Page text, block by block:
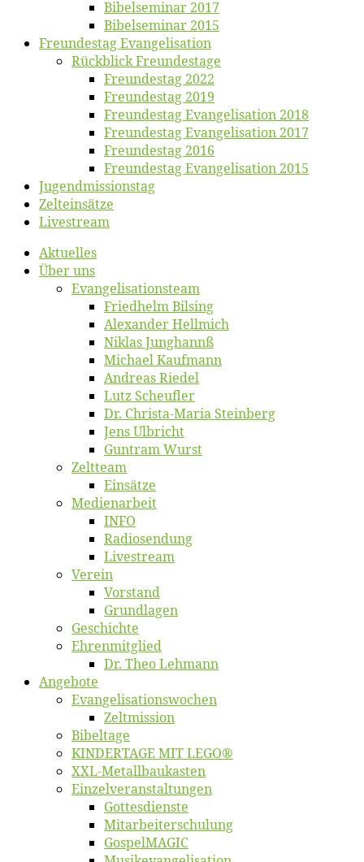
Bibelsemi­nar 2017
Bibelsemi­nar 2015
Freun­des­tag Evangelisation
Rück­blick Freundestage
Freun­des­tag 2022
Freun­des­tag 2019
Freun­des­tag Evan­ge­li­sa­ti­on 2018
Freun­des­tag Evan­ge­li­sa­ti­on 2017
Freun­des­tag 2016
Freun­des­tag Evan­ge­li­sa­ti­on 2015
Jugend­mis­sions­tag
Zelt­ein­sät­ze
Live­stream
Ak­tu­el­les
Über uns
Evangelisa­tions­team
Fried­helm Bilsing
Alex­an­der Hellmich
Ni­klas Junghannß
Mi­cha­el Kaufmann
An­dre­as Riedel
Lutz Scheuf­ler
Dr. Chris­­ta-Ma­ria Steinberg
Jens Ulb­richt
Gun­tram Wurst
Zelt­team
Ein­sät­ze
Me­di­en­ar­beit
INFO
Ra­dio­sen­dung
Live­stream
Ver­ein
Vor­stand
Grund­la­gen
Ge­schich­te
Eh­ren­mit­glied
Dr. Theo Lehmann
An­ge­bo­te
Evangelisa­tions­wo­chen
Zelt­mis­si­on
Bi­bel­ta­ge
KINDERTAGE MIT LEGO®
XXL-Me­­tal­l­­bau­­kas­­ten
Einzelver­an­stal­tungen
Got­tes­diens­te
Mitarbeiter­schulung
Gos­pel­MA­GIC